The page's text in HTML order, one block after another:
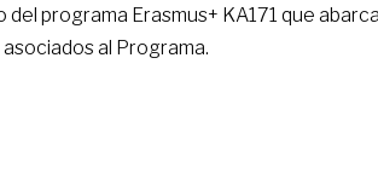
del programa Erasmus+ KA171 que
al Programa.